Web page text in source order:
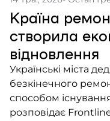
Країна
створила
відновлення
Українські міста
безкінечного
способом
розповідає